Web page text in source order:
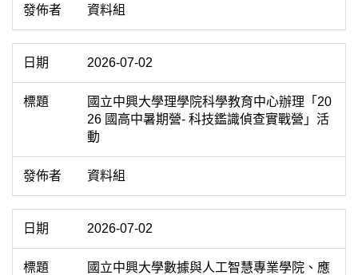
資料組
2026-07-02
國立中興大學理學院科學教育中心辦理「20
26 國高中暑期營- 科技鑑識偵查實戰營」活
動
資料組
2026-07-02
國立中興大學數據與人工智慧專業學院、應